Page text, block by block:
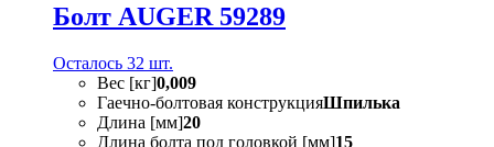
Болт AUGER 59289
Осталось 32 шт.
Вес [кг]0,009
Гаечно-болтовая конструкцияШпилька
Длина [мм]20
Длина болта под головкой [мм]15